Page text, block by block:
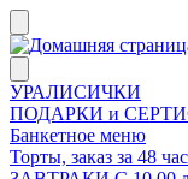
УРАЛИСИЧКИ
ПОДАРКИ и
Банкетное меню
Торты, заказ за 48